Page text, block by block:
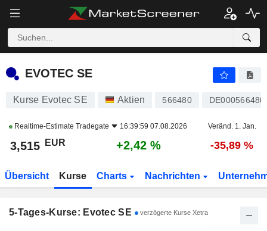
EVOTEC SE 3,515
EVOTEC SE
Kurse Evotec SE Aktien 566480
Realtime-Estimate Tradegate 16:39:59 07.08.2026 Veränd. 1. Jan.
3,515 EUR +2,42 % -35,89 %
Übersicht Kurse Charts Nachrichten
5-Tages-Kurse: Evotec SE verzögerte Kurse Xetra